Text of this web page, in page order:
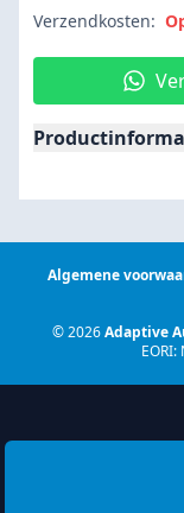
Verzendkosten:
Algemene
© 2026Adaptive
EORI: